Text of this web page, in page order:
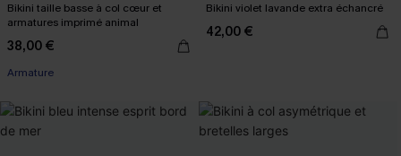
Bikini taille basse à col cœur et
armatures imprimé animal
38,00 €
Armature
Bikini violet lavande extra échancré
42,00 €